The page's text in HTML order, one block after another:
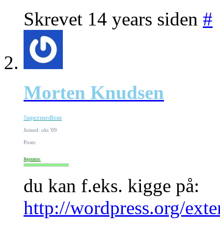
Skrevet 14 years siden #
Morten Knudsen
Supermedlem
Joined: okt '09
Posts:
Reputation:
du kan f.eks. kigge på:
http://wordpress.org/